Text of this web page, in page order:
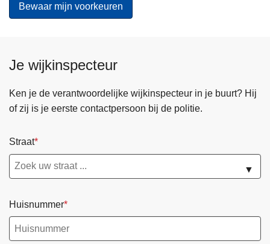
Je wijkinspecteur
Ken je de verantwoordelijke wijkinspecteur in je buurt? Hij
of zij is je eerste contactpersoon bij de politie.
Straat
▼
Huisnummer